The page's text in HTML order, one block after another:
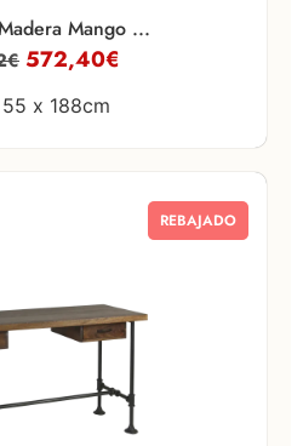
Mango ...
€ 572,40€
55 x 188cm
REBAJADO